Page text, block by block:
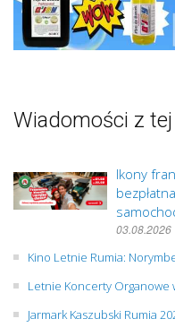
Wiadomości z
Ikony
03.08.2026
Kino Letnie Rumia:
Letnie Koncerty Organowe
Jarmark Kaszubski Rumia